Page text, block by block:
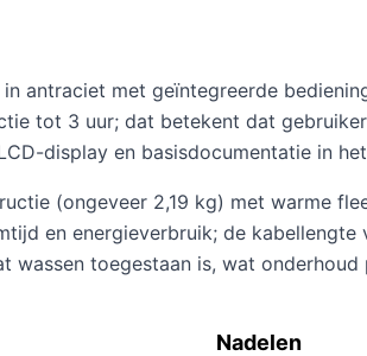
antraciet met geïntegreerde
tot 3 uur; dat betekent dat
display en basisdocumentatie in
(ongeveer 2,19 kg) met warme
en energieverbruik; de
wassen toegestaan is, wat onderhoud
Nadelen